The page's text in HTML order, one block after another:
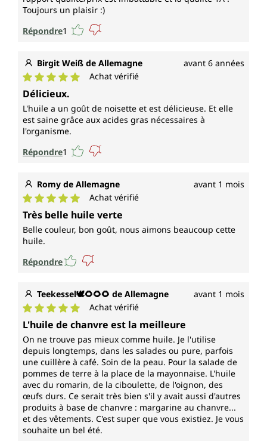
Toujours un plaisir :)
Répondre1
Birgit Weiß de Allemagne avant 6 années
Note moyenne de 5 sur 5 étoiles
Achat vérifié
Délicieux.
L'huile a un goût de noisette et est délicieuse. Et elle
est saine grâce aux acides gras nécessaires à
l'organisme.
Répondre1
Romy de Allemagne avant 1 mois
Note moyenne de 5 sur 5 étoiles
Achat vérifié
Très belle huile verte
Belle couleur, bon goût, nous aimons beaucoup cette
huile.
Répondre
Teekessel🕊🌻🌻🌻 de Allemagne avant 1 mois
Note moyenne de 5 sur 5 étoiles
Achat vérifié
L'huile de chanvre est la meilleure
On ne trouve pas mieux comme huile. Je l'utilise
depuis longtemps, dans les salades ou pure, parfois
une cuillère à café. Soin de la peau. Pour la salade de
pommes de terre à la place de la mayonnaise. L'huile
avec du romarin, de la ciboulette, de l'oignon, des
œufs durs. Ce serait très bien s'il y avait aussi d'autres
produits à base de chanvre : margarine au chanvre...
et des vêtements. C'est super que vous existiez. Je vous
souhaite un bel été.